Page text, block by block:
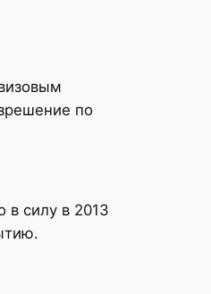
по
в силу в 2013